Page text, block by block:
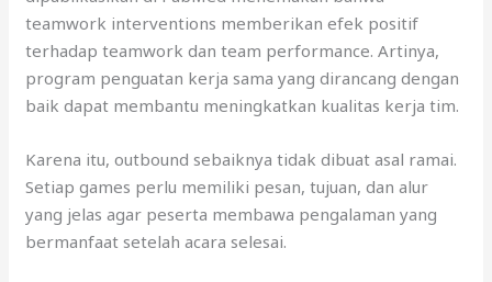
teamwork interventions memberikan efek positif
terhadap teamwork dan team performance. Artinya,
program penguatan kerja sama yang dirancang dengan
baik dapat membantu meningkatkan kualitas kerja tim.
Karena itu, outbound sebaiknya tidak dibuat asal ramai.
Setiap games perlu memiliki pesan, tujuan, dan alur
yang jelas agar peserta membawa pengalaman yang
bermanfaat setelah acara selesai.